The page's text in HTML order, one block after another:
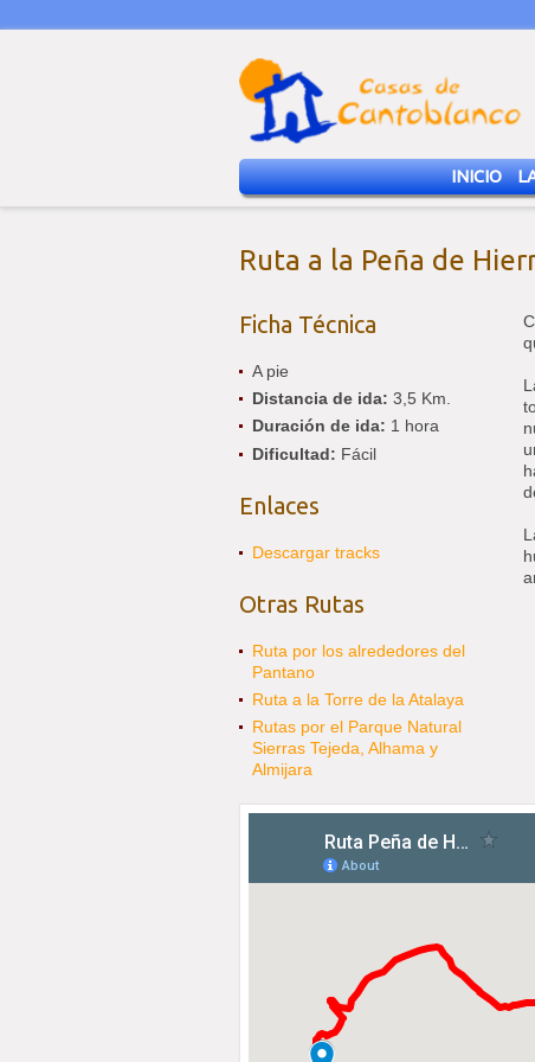
INICIO
Ruta a la Peña de
Ficha Técnica
A pie
Distancia de ida: 3,5 Km.
Duración de ida: 1 hora
Dificultad: Fácil
Enlaces
Descargar tracks
Otras Rutas
Ruta por los alrededores del
Pantano
Ruta a la Torre de la Atalaya
Rutas por el Parque Natural
Sierras Tejeda, Alhama y
Almijara